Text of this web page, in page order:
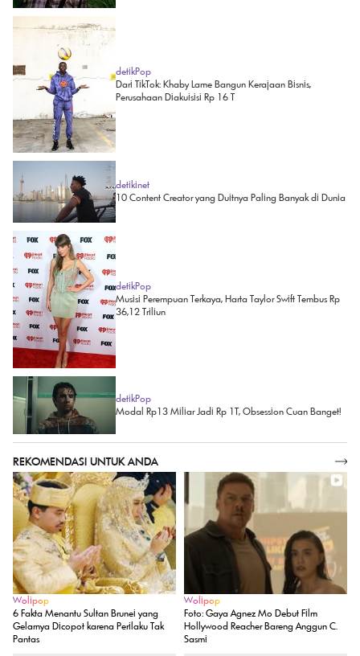
detikPop
Dari TikTok: Khaby Lame Bangun Kerajaan Bisnis,
Perusahaan Diakuisisi Rp 16 T
detikinet
10 Content Creator yang Duitnya Paling Banyak di Dunia
detikPop
Musisi Perempuan Terkaya, Harta Taylor Swift Tembus Rp
36,12 Triliun
detikPop
Modal Rp13 Miliar Jadi Rp 1T, Obsession Cuan Banget!
REKOMENDASI UNTUK ANDA
Wolipop
6 Fakta Menantu Sultan Brunei yang
Gelarnya Dicopot karena Perilaku Tak
Pantas
Wolipop
Foto: Gaya Agnez Mo Debut Film
Hollywood Reacher Bareng Anggun C.
Sasmi